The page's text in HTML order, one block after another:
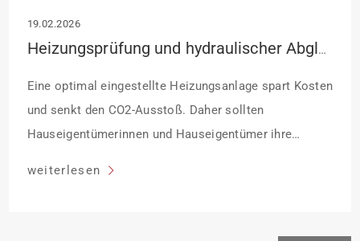
19.02.2026
Heizungsprüfung und hydraulischer Abgleich: Welche Fristen gelten in 2026?
Eine optimal eingestellte Heizungsanlage spart Kosten
und senkt den CO2-Ausstoß. Daher sollten
Hauseigentümerinnen und Hauseigentümer ihre
weiterlesen